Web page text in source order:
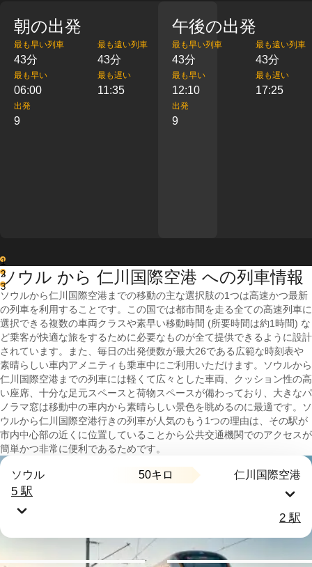
朝の出発
最も早い列車
43分
最も遠い列車
43分
最も早い
06:00
最も遅い
11:35
出発
9
午後の出発
最も早い列車
43分
最も遠い列車
43分
最も早い
12:10
最も遅い
17:25
出発
9
1
2
3
ソウル から 仁川国際空港 への列車情報
ソウルから仁川国際空港までの移動の主な選択肢の1つは高速かつ最新
の列車を利用することです。この国では都市間を走る全ての高速列車に
選択できる複数の車両クラスや素早い移動時間 (所要時間は約1時間) な
ど乗客が快適な旅をするために必要なものが全て提供できるように設計
されています。また、毎日の出発便数が最大26である広範な時刻表や
素晴らしい車内アメニティも乗車中にご利用いただけます。ソウルから
仁川国際空港までの列車には軽くて広々とした車両、クッション性の高
い座席、十分な足元スペースと荷物スペースが備わっており、大きなパ
ノラマ窓は移動中の車内から素晴らしい景色を眺めるのに最適です。ソ
ウルから仁川国際空港行きの列車が人気のもう1つの理由は、その駅が
市内中心部の近くに位置していることから公共交通機関でのアクセスが
簡単かつ非常に便利であるためです。
ソウル 50キロ 仁川国際空港
5 駅
2 駅